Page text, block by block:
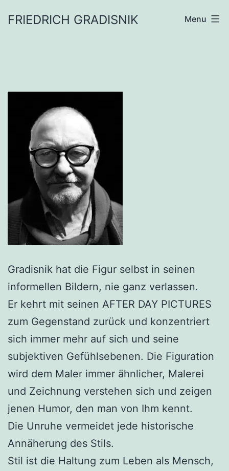
toFRIEDRICH GRADISNIK Menu
Gradisnik hat die Figur selbst in seinen
informellen Bildern, nie ganz verlassen.
Er kehrt mit seinen AFTER DAY PICTURES
zum Gegenstand zurück und konzentriert
sich immer mehr auf sich und seine
subjektiven Gefühlsebenen. Die Figuration
wird dem Maler immer ähnlicher, Malerei
und Zeichnung verstehen sich und zeigen
jenen Humor, den man von Ihm kennt.
Die Unruhe vermeidet jede historische
Annäherung des Stils.
Stil ist die Haltung zum Leben als Mensch,